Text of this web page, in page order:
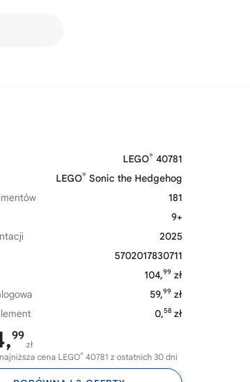
LEGO® 40781
LEGO® Sonic the Hedgehog
181
9+
2025
5702017830711
104,99 zł
59,99 zł
0,58 zł
99
zł
najniższa cena LEGO® 40781 z ostatnich 30 dni